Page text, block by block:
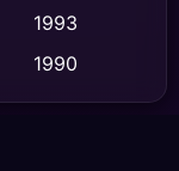
(10)
(62)
1993
1990
1986